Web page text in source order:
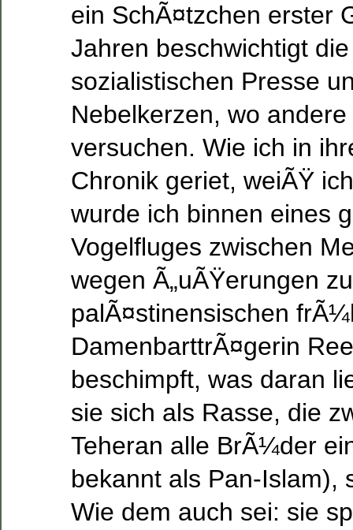
ein SchÃ¤tzchen erster
Jahren beschwichtigt
sozialistischen Presse
Nebelkerzen, wo
versuchen. Wie ich in
Chronik geriet, weiÃŸ
wurde ich binnen eines
Vogelfluges zwischen
wegen Ã„uÃŸerungen
palÃ¤stinensischen
DamenbarttrÃ¤gerin
beschimpft, was daran
sie sich als Rasse, die
Teheran alle BrÃ¼der
bekannt als Pan-Islam),
Wie dem auch sei: sie